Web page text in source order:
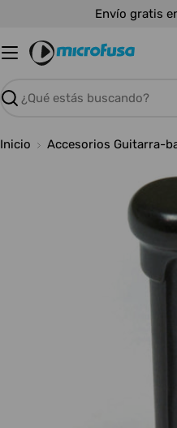
contenido
Envío gratis
Buscar
Inicio Accesorios Guitarra-